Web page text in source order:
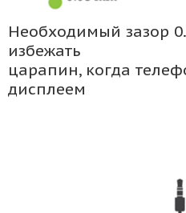
Необходимый зазор
избежать
царапин, когда
дисплеем